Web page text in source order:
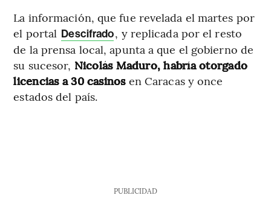
La información, que fue revelada el martes por
el portal Descifrado, y replicada por el resto
de la prensa local, apunta a que el gobierno de
su sucesor, Nicolás Maduro, habría otorgado
licencias a 30 casinosen Caracas y once
estados del país.
PUBLICIDAD